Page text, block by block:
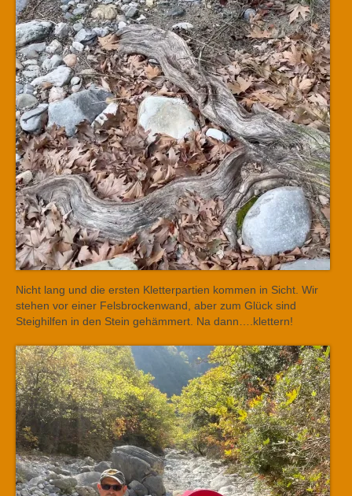
Nicht lang und die ersten Kletterpartien kommen in Sicht. Wir
stehen vor einer Felsbrockenwand, aber zum Glück sind
Steighilfen in den Stein gehämmert. Na dann….klettern!